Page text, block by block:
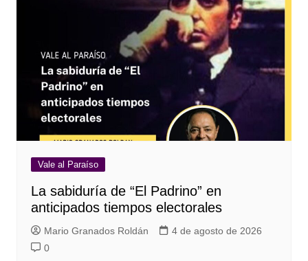
Vale al Paraíso
La sabiduría de “El Padrino” en
anticipados tiempos electorales
Mario Granados Roldán
4 de agosto de 2026
0